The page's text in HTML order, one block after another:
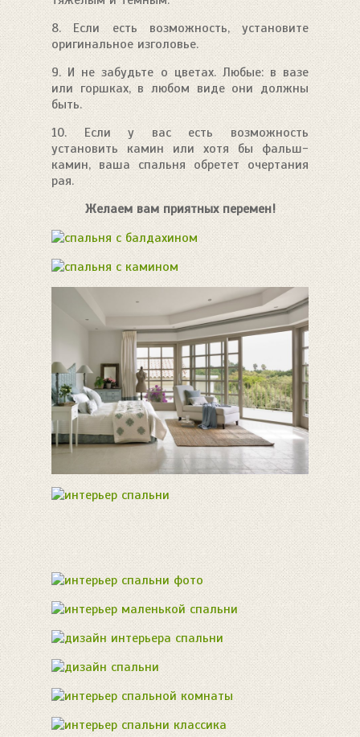
8. Если есть возможность, установите
оригинальное изголовье.
9. И не забудьте о цветах. Любые: в вазе
или горшках, в любом виде они должны
быть.
10. Если у вас есть возможность
установить камин или хотя бы фальш-
камин, ваша спальня обретет очертания
рая.
Желаем вам приятных перемен!